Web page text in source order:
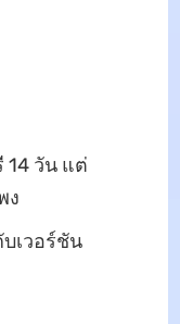
วัน แต่
ง
เวอร์ชัน